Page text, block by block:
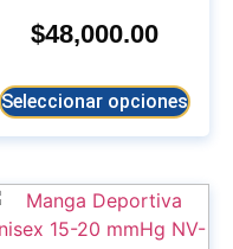
$48,000.00
Seleccionar opciones